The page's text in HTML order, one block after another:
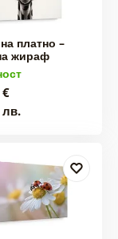
платно –
жираф
€
лв.